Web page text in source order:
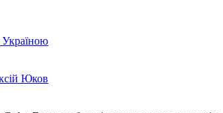
Україною
Юков